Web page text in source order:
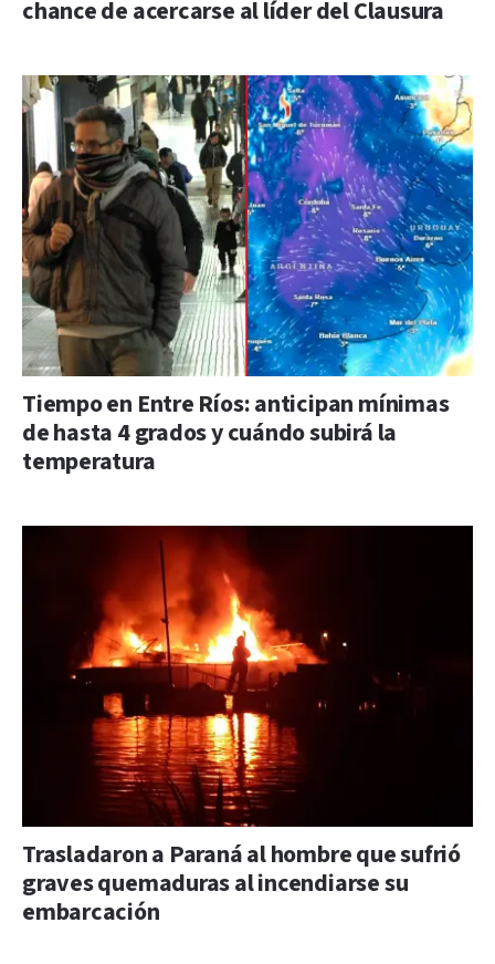
chance de acercarse al líder del Clausura
Tiempo en Entre Ríos: anticipan mínimas
de hasta 4 grados y cuándo subirá la
temperatura
Trasladaron a Paraná al hombre que sufrió
graves quemaduras al incendiarse su
embarcación